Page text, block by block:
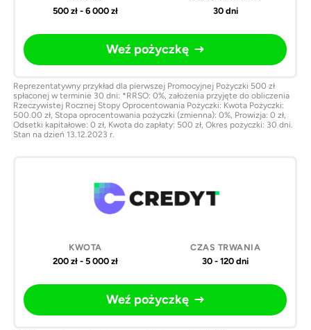
500 zł - 6 000 zł 30 dni
Weź pożyczkę
Reprezentatywny przykład dla pierwszej Promocyjnej Pożyczki 500 zł
spłaconej w terminie 30 dni: *RRSO: 0%, założenia przyjęte do obliczenia
Rzeczywistej Rocznej Stopy Oprocentowania Pożyczki: Kwota Pożyczki:
500.00 zł, Stopa oprocentowania pożyczki (zmienna): 0%, Prowizja: 0 zł,
Odsetki kapitałowe: 0 zł, Kwota do zapłaty: 500 zł, Okres pożyczki: 30 dni.
Stan na dzień 13.12.2023 r.
200 zł - 5 000 zł 30 - 120 dni
Weź pożyczkę